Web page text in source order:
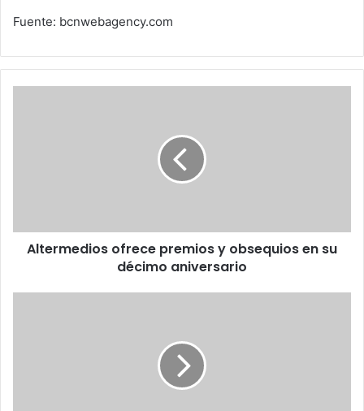
Fuente: bcnwebagency.com
aniversario
Altermedios ofrece premios y obsequios en su
décimo aniversario